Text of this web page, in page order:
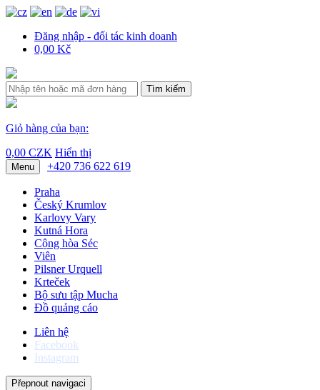
Đăng nhập - đối tác kinh doanh
0,00 Kč
Tìm kiếm
Giỏ hàng của bạn:
0,00 CZK Hiển thị
Menu +420 736 622 619
Praha
Český Krumlov
Karlovy Vary
Kutná Hora
Cộng hòa Séc
Viên
Pilsner Urquell
Krteček
Bộ sưu tập Mucha
Đồ quảng cáo
Liên hệ
Facebook
Instagram
Přepnout navigaci